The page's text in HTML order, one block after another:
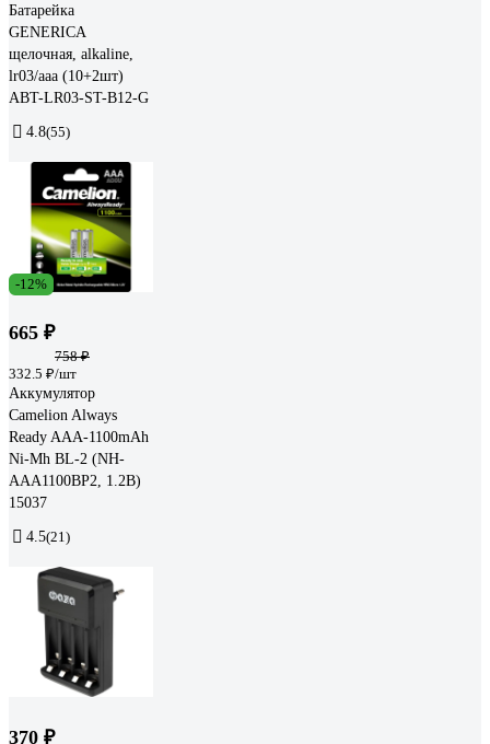
Батарейка
GENERICA
щелочная, alkaline,
lr03/aaa (10+2шт)
ABT-LR03-ST-B12-G
4.8(55)
-12%
665 ₽
758 ₽
332.5 ₽/шт
Аккумулятор
Camelion Always
Ready AAA-1100mAh
Ni-Mh BL-2 (NH-
AAA1100BP2, 1.2В)
15037
4.5(21)
370 ₽